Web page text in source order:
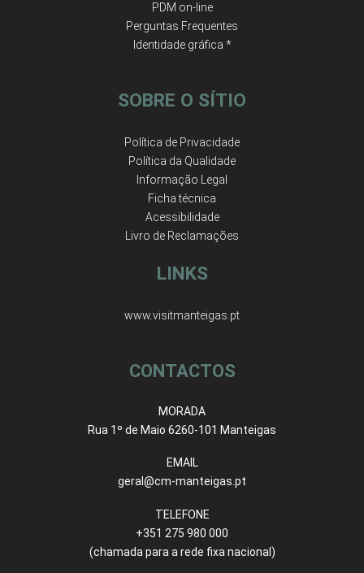
PDM on-line
Perguntas Frequentes
Identidade gráfica *
SOBRE O SÍTIO
Política de Privacidade
Política da Qualidade
Informação Legal
Ficha técnica
Acessibilidade
Livro de Reclamações
LINKS
www.visitmanteigas.pt
CONTACTOS
MORADA
Rua 1º de Maio 6260-101 Manteigas
EMAIL
geral@cm-manteigas.pt
TELEFONE
+351 275 980 000
(chamada para a rede fixa nacional)